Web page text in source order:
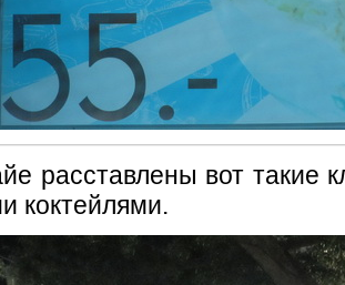
расставлены вот такие
коктейлями.